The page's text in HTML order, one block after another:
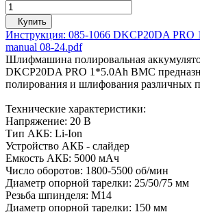
Купить
Инструкция: 085-1066 DKCP20DA PRO
manual 08-24.pdf
Шлифмашина полировальная
DKCP20DA PRO 1*5.0Ah BMC
полирования и шлифования различных
Технические характеристики:
Напряжение: 20 В
Тип АКБ: Li-Ion
Устройство АКБ - слайдер
Емкость АКБ: 5000 мАч
Число оборотов: 1800-5500 об/мин
Диаметр опорной тарелки: 25/50/75 мм
Резьба шпинделя: М14
Диаметр опорной тарелки: 150 мм